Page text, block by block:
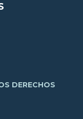
DERECHOS